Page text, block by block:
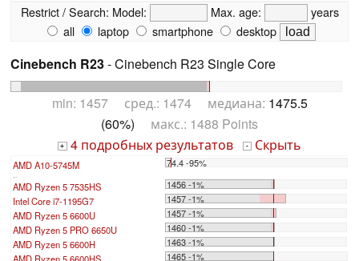
Restrict / Search: Model: Max. age:
years
all
laptop smartphone desktop
Cinebench R23- Cinebench R23 Single Core
min: 1457 сред.: 1474 медиана: 1475.5
(60%) макс.: 1488 Points
+ 4 подробных результатов - Скрыть
AMD A10-5745M 74.4 -95%
...
AMD Ryzen 5 7535HS
1456 -1%
Intel Core i7-1195G7
1457 -1%
AMD Ryzen 5 6600U
1457 -1%
AMD Ryzen 5 PRO 6650U
1460 -1%
AMD Ryzen 5 6600H
1463 -1%
1465 -1%